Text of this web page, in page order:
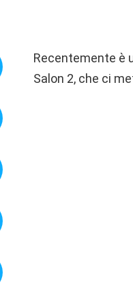
Recentemente è
Salon 2, che ci